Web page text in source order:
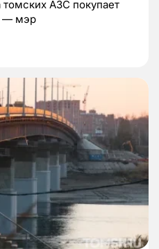
АЗС покупает
— мэр